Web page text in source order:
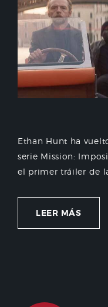
Ethan Hunt ha
serie Mission:
el primer tráiler de
LEER MÁS